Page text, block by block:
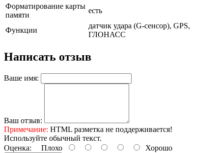
Форматирование карты
памяти
есть
Функции
датчик удара (G-сенсор), GPS,
ГЛОНАСС
Написать отзыв
Ваше имя:
Ваш отзыв:
Примечание: HTML разметка не поддерживается!
Используйте обычный текст.
Оценка: Плохо Хорошо